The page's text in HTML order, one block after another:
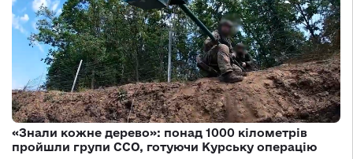
«Знали кожне дерево»: понад 1000 кілометрів
пройшли групи ССО, готуючи Курську операцію